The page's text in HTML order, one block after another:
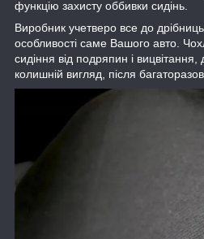
функцію захисту оббивки сидінь.
Виробник учетверо все до
особливості саме Вашого авто.
сидіння від подряпин і
колишній вигляд, після